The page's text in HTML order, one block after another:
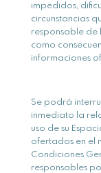
impedidos,
circunstancias
responsable de
como
informaciones
Se podrá
inmediato la
uso de su
ofertados en el
Condiciones
responsables